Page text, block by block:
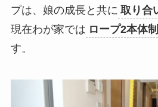
プは、娘の成長と共に 取り合
現在わが家では ロープ2本体制
す。